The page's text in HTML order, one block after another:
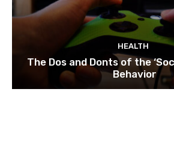
HEALTH
The Dos and Donts of the
Behavior